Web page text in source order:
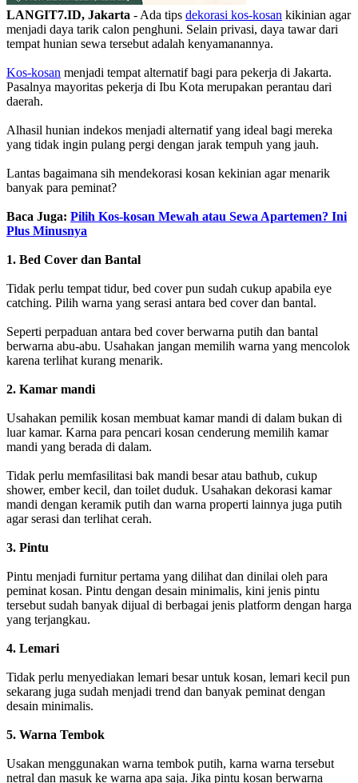
LANGIT7.ID, Jakarta - Ada tips dekorasi kos-kosan kikinian agar
menjadi daya tarik calon penghuni. Selain privasi, daya tawar dari
tempat hunian sewa tersebut adalah kenyamanannya.
Kos-kosan menjadi tempat alternatif bagi para pekerja di Jakarta.
Pasalnya mayoritas pekerja di Ibu Kota merupakan perantau dari
daerah.
Alhasil hunian indekos menjadi alternatif yang ideal bagi mereka
yang tidak ingin pulang pergi dengan jarak tempuh yang jauh.
Lantas bagaimana sih mendekorasi kosan kekinian agar menarik
banyak para peminat?
Baca Juga: Pilih Kos-kosan Mewah atau Sewa Apartemen? Ini
Plus Minusnya
1. Bed Cover dan Bantal
Tidak perlu tempat tidur, bed cover pun sudah cukup apabila eye
catching. Pilih warna yang serasi antara bed cover dan bantal.
Seperti perpaduan antara bed cover berwarna putih dan bantal
berwarna abu-abu. Usahakan jangan memilih warna yang mencolok
karena terlihat kurang menarik.
2. Kamar mandi
Usahakan pemilik kosan membuat kamar mandi di dalam bukan di
luar kamar. Karna para pencari kosan cenderung memilih kamar
mandi yang berada di dalam.
Tidak perlu memfasilitasi bak mandi besar atau bathub, cukup
shower, ember kecil, dan toilet duduk. Usahakan dekorasi kamar
mandi dengan keramik putih dan warna properti lainnya juga putih
agar serasi dan terlihat cerah.
3. Pintu
Pintu menjadi furnitur pertama yang dilihat dan dinilai oleh para
peminat kosan. Pintu dengan desain minimalis, kini jenis pintu
tersebut sudah banyak dijual di berbagai jenis platform dengan harga
yang terjangkau.
4. Lemari
Tidak perlu menyediakan lemari besar untuk kosan, lemari kecil pun
sekarang juga sudah menjadi trend dan banyak peminat dengan
desain minimalis.
5. Warna Tembok
Usakan menggunakan warna tembok putih, karna warna tersebut
netral dan masuk ke warna apa saja. Jika pintu kosan berwarna